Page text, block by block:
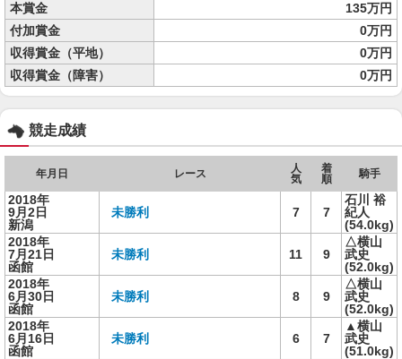
本賞金
135万円
付加賞金
0万円
収得賞金（平地）
0万円
収得賞金（障害）
0万円
競走成績
年月日 レース
人
気
着
順
騎手
2018年
9月2日
新潟
未勝利 7 7
石川 裕
紀人
(54.0kg)
2018年
7月21日
函館
未勝利 11 9
△横山
武史
(52.0kg)
2018年
6月30日
函館
未勝利 8 9
△横山
武史
(52.0kg)
2018年
6月16日
函館
未勝利 6 7
▲横山
武史
(51.0kg)